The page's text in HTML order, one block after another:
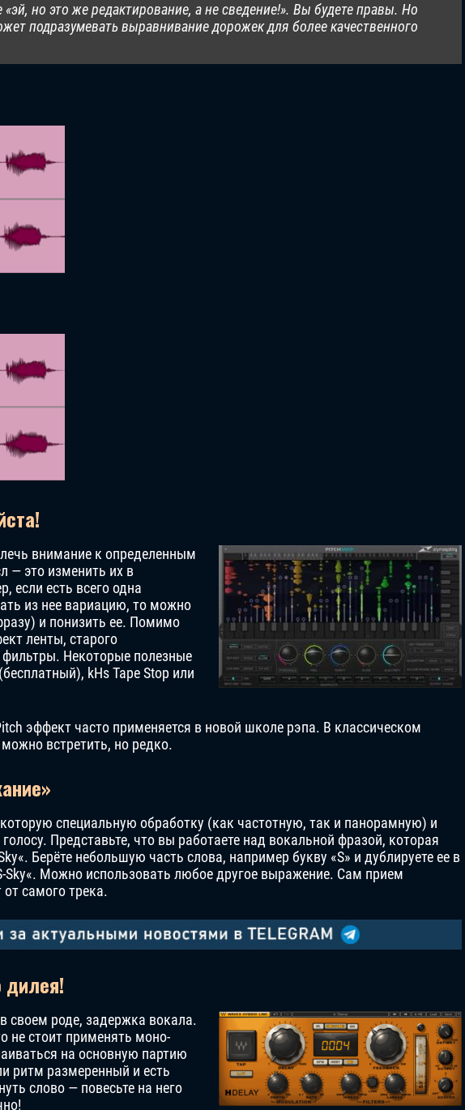
но это же редактирование, а не сведение!». Вы будете правы. Но
подразумевать выравнивание дорожек для более качественного
внимание к определенным
— это изменить их в
если есть всего одна
из нее вариацию, то можно
и понизить ее. Помимо
ленты, старого
Некоторые полезные
kHs Tape Stop или
эффект часто применяется в новой школе рэпа. В классическом
встретить, но редко.
специальную обработку (как частотную, так и панорамную) и
Представьте, что вы работаете над вокальной фразой, которая
«. Берёте небольшую часть слова, например букву «S» и дублируете ее в
Sky«. Можно использовать любое другое выражение. Сам прием
от самого трека.
дилея!
своем роде, задержка вокала.
не стоит применять моно-
на основную партию
ритм размеренный и есть
слово — повесьте на него